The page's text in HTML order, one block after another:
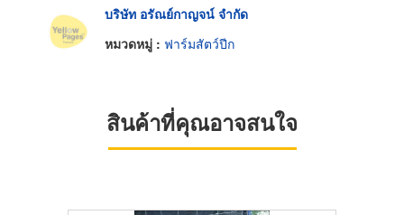
บริษัท อรัณย์กาญจน์ จำกัด
หมวดหมู่ : ฟาร์มสัตว์ปีก
สินค้าที่คุณอาจสนใจ